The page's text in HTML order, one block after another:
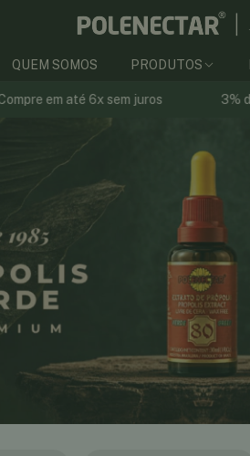
QUEM SOMOS PRODUTOS
3% de desconto no PIX